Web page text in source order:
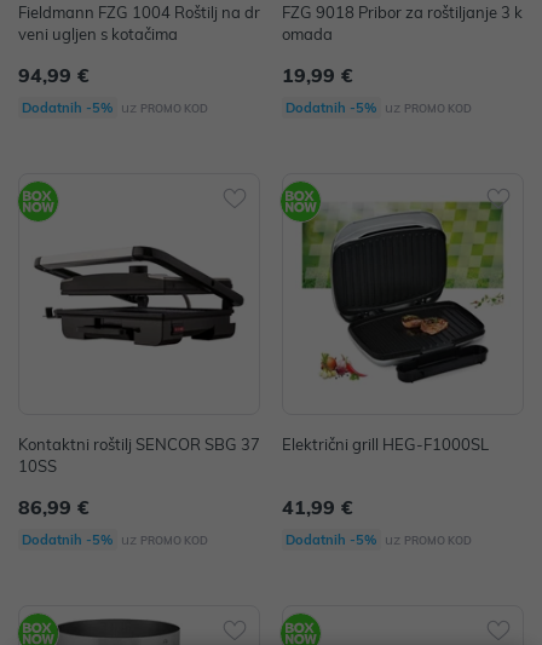
Fieldmann FZG 1004 Roštilj na dr
veni ugljen s kotačima
94,99 €
Dodatnih -5% uz PROMO KOD
FZG 9018 Pribor za roštiljanje 3 k
omada
19,99 €
Dodatnih -5% uz PROMO KOD
Kontaktni roštilj SENCOR SBG 37
10SS
86,99 €
Dodatnih -5% uz PROMO KOD
Električni grill HEG-F1000SL
41,99 €
Dodatnih -5% uz PROMO KOD